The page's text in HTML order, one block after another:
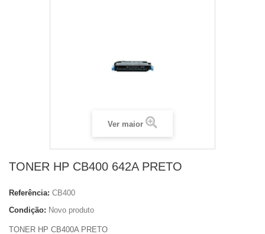
Ver maior
TONER HP CB400 642A PRETO
Referência: CB400
Condição: Novo produto
TONER HP CB400A PRETO